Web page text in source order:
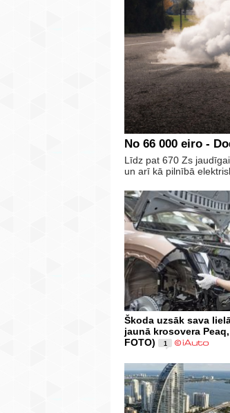
No 66 000 eiro -
Līdz pat 670 Zs
un arī kā pilnībā
Škoda uzsāk sava
jaunā krosovera
FOTO)
1